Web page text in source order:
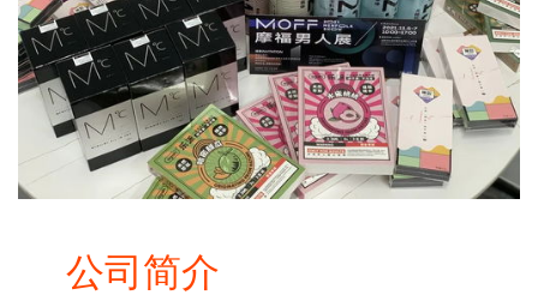
公司简介